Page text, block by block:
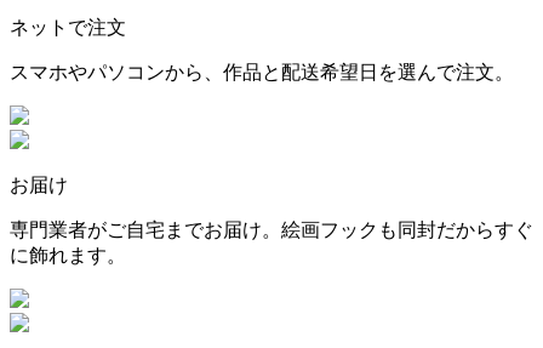
ネットで注文
スマホやパソコンから、作品と配送希望日を選んで注文。
お届け
専門業者がご自宅までお届け。絵画フックも同封だからすぐ
に飾れます。